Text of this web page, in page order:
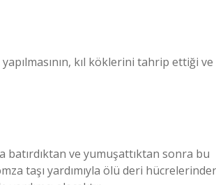
kıl köklerini tahrip ettiği ve
batırdıktan ve yumuşattıktan sonra bu
taşı yardımıyla ölü deri